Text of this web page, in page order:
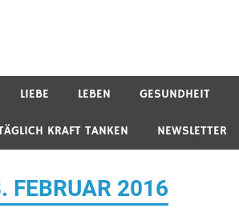
LIEBE LEBEN GESUNDHEIT
KRAFT TANKEN NEWSLETTER
2016